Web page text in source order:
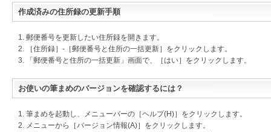
作成済みの住所録の更新手順
1. 郵便番号を更新したい住所録を開きます。
2. ［住所録］-［郵便番号と住所の一括更新］をクリックします。
3. 「郵便番号と住所の一括更新」画面で、［はい］をクリックします。
お使いの筆まめのバージョンを確認するには？
1. 筆まめを起動し、メニューバーの［ヘルプ(H)］をクリックします。
2. メニューから［バージョン情報(A)］をクリックします。